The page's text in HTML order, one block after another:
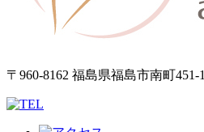
〒960-8162 福島県福島市南町451-1